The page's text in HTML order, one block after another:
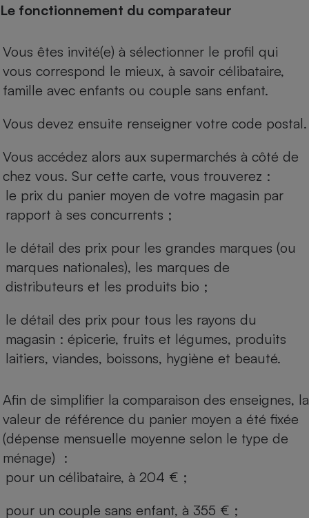
Le fonctionnement du comparateur
Vous êtes invité(e) à sélectionner le profil qui
vous correspond le mieux, à savoir célibataire,
famille avec enfants ou couple sans enfant.
Vous devez ensuite renseigner votre code postal.
Vous accédez alors aux supermarchés à côté de
chez vous. Sur cette carte, vous trouverez :
le prix du panier moyen de votre magasin par
rapport à ses concurrents ;
le détail des prix pour les grandes marques (ou
marques nationales), les marques de
distributeurs et les produits bio ;
le détail des prix pour tous les rayons du
magasin : épicerie, fruits et légumes, produits
laitiers, viandes, boissons, hygiène et beauté.
Afin de simplifier la comparaison des enseignes, la
valeur de référence du panier moyen a été fixée
(dépense mensuelle moyenne selon le type de
ménage) :
pour un célibataire, à 204 € ;
pour un couple sans enfant, à 355 € ;